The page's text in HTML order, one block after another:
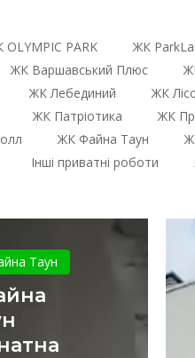
OLYMPIC PARK ЖК
ЖК Варшавський Плюс
ЖК Лебединий ЖК
ЖК Патріотика ЖК
ЖК Файна Таун
Інші приватні роботи
Файна
Таун
трикімнатна
Таун